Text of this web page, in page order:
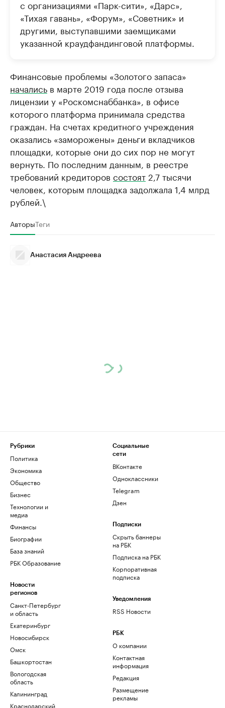
с организациями «Парк-сити», «Дарс»,
«Тихая гавань», «Форум», «Советник» и
другими, выступавшими заемщиками
указанной краудфандинговой платформы.
Финансовые проблемы «Золотого запаса»
начались в марте 2019 года после отзыва
лицензии у «Роскомснаббанка», в офисе
которого платформа принимала средства
граждан. На счетах кредитного учреждения
оказались «заморожены» деньги вкладчиков
площадки, которые они до сих пор не могут
вернуть. По последним данным, в реестре
требований кредиторов состоят 2,7 тысячи
человек, которым площадка задолжала 1,4 млрд
рублей.\
АвторыТеги
Анастасия Андреева
Рубрики
Политика
Экономика
Общество
Бизнес
Технологии и
медиа
Финансы
Биографии
База знаний
РБК Образование
Новости
регионов
Санкт-Петербург
и область
Екатеринбург
Новосибирск
Омск
Башкортостан
Вологодская
область
Калининград
Краснодарский
Социальные
сети
ВКонтакте
Одноклассники
Telegram
Дзен
Подписки
Скрыть баннеры
на РБК
Подписка на РБК
Корпоративная
подписка
Уведомления
RSS Новости
РБК
О компании
Контактная
информация
Редакция
Размещение
рекламы